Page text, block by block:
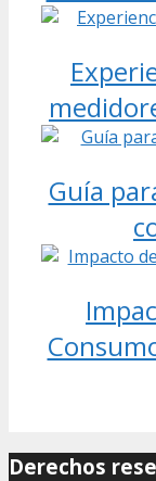
Guía
Derechos